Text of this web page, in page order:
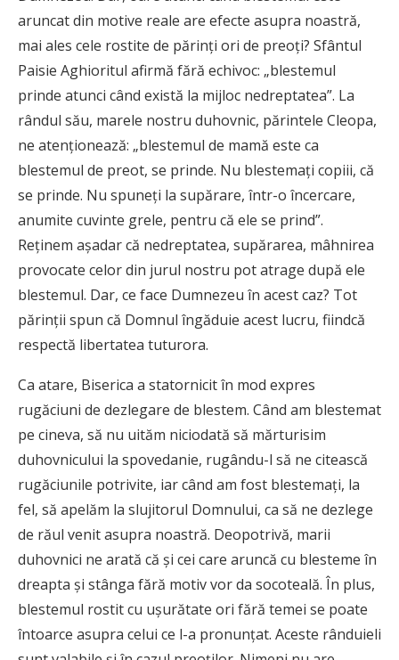
aruncat din motive reale are efecte asupra noastră,
mai ales cele rostite de părinți ori de preoți? Sfântul
Paisie Aghioritul afirmă fără echivoc: „blestemul
prinde atunci când există la mijloc nedreptatea”. La
rândul său, marele nostru duhovnic, părintele Cleopa,
ne atenționează: „blestemul de mamă este ca
blestemul de preot, se prinde. Nu blestemați copiii, că
se prinde. Nu spuneți la supărare, într-o încercare,
anumite cuvinte grele, pentru că ele se prind”.
Reținem așadar că nedreptatea, supărarea, mâhnirea
provocate celor din jurul nostru pot atrage după ele
blestemul. Dar, ce face Dumnezeu în acest caz? Tot
părinții spun că Domnul îngăduie acest lucru, fiindcă
respectă libertatea tuturora.
Ca atare, Biserica a statornicit în mod expres
rugăciuni de dezlegare de blestem. Când am blestemat
pe cineva, să nu uităm niciodată să mărturisim
duhovnicului la spovedanie, rugându-l să ne citească
rugăciunile potrivite, iar când am fost blestemați, la
fel, să apelăm la slujitorul Domnului, ca să ne dezlege
de răul venit asupra noastră. Deopotrivă, marii
duhovnici ne arată că și cei care aruncă cu blesteme în
dreapta și stânga fără motiv vor da socoteală. În plus,
blestemul rostit cu ușurătate ori fără temei se poate
întoarce asupra celui ce l-a pronunțat. Aceste rânduieli